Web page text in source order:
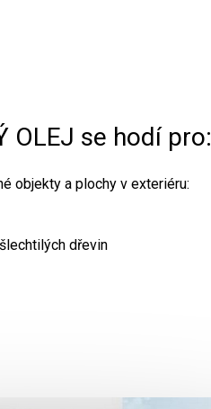
OLEJ se hodí pro:
objekty a plochy v exteriéru:
dřevin